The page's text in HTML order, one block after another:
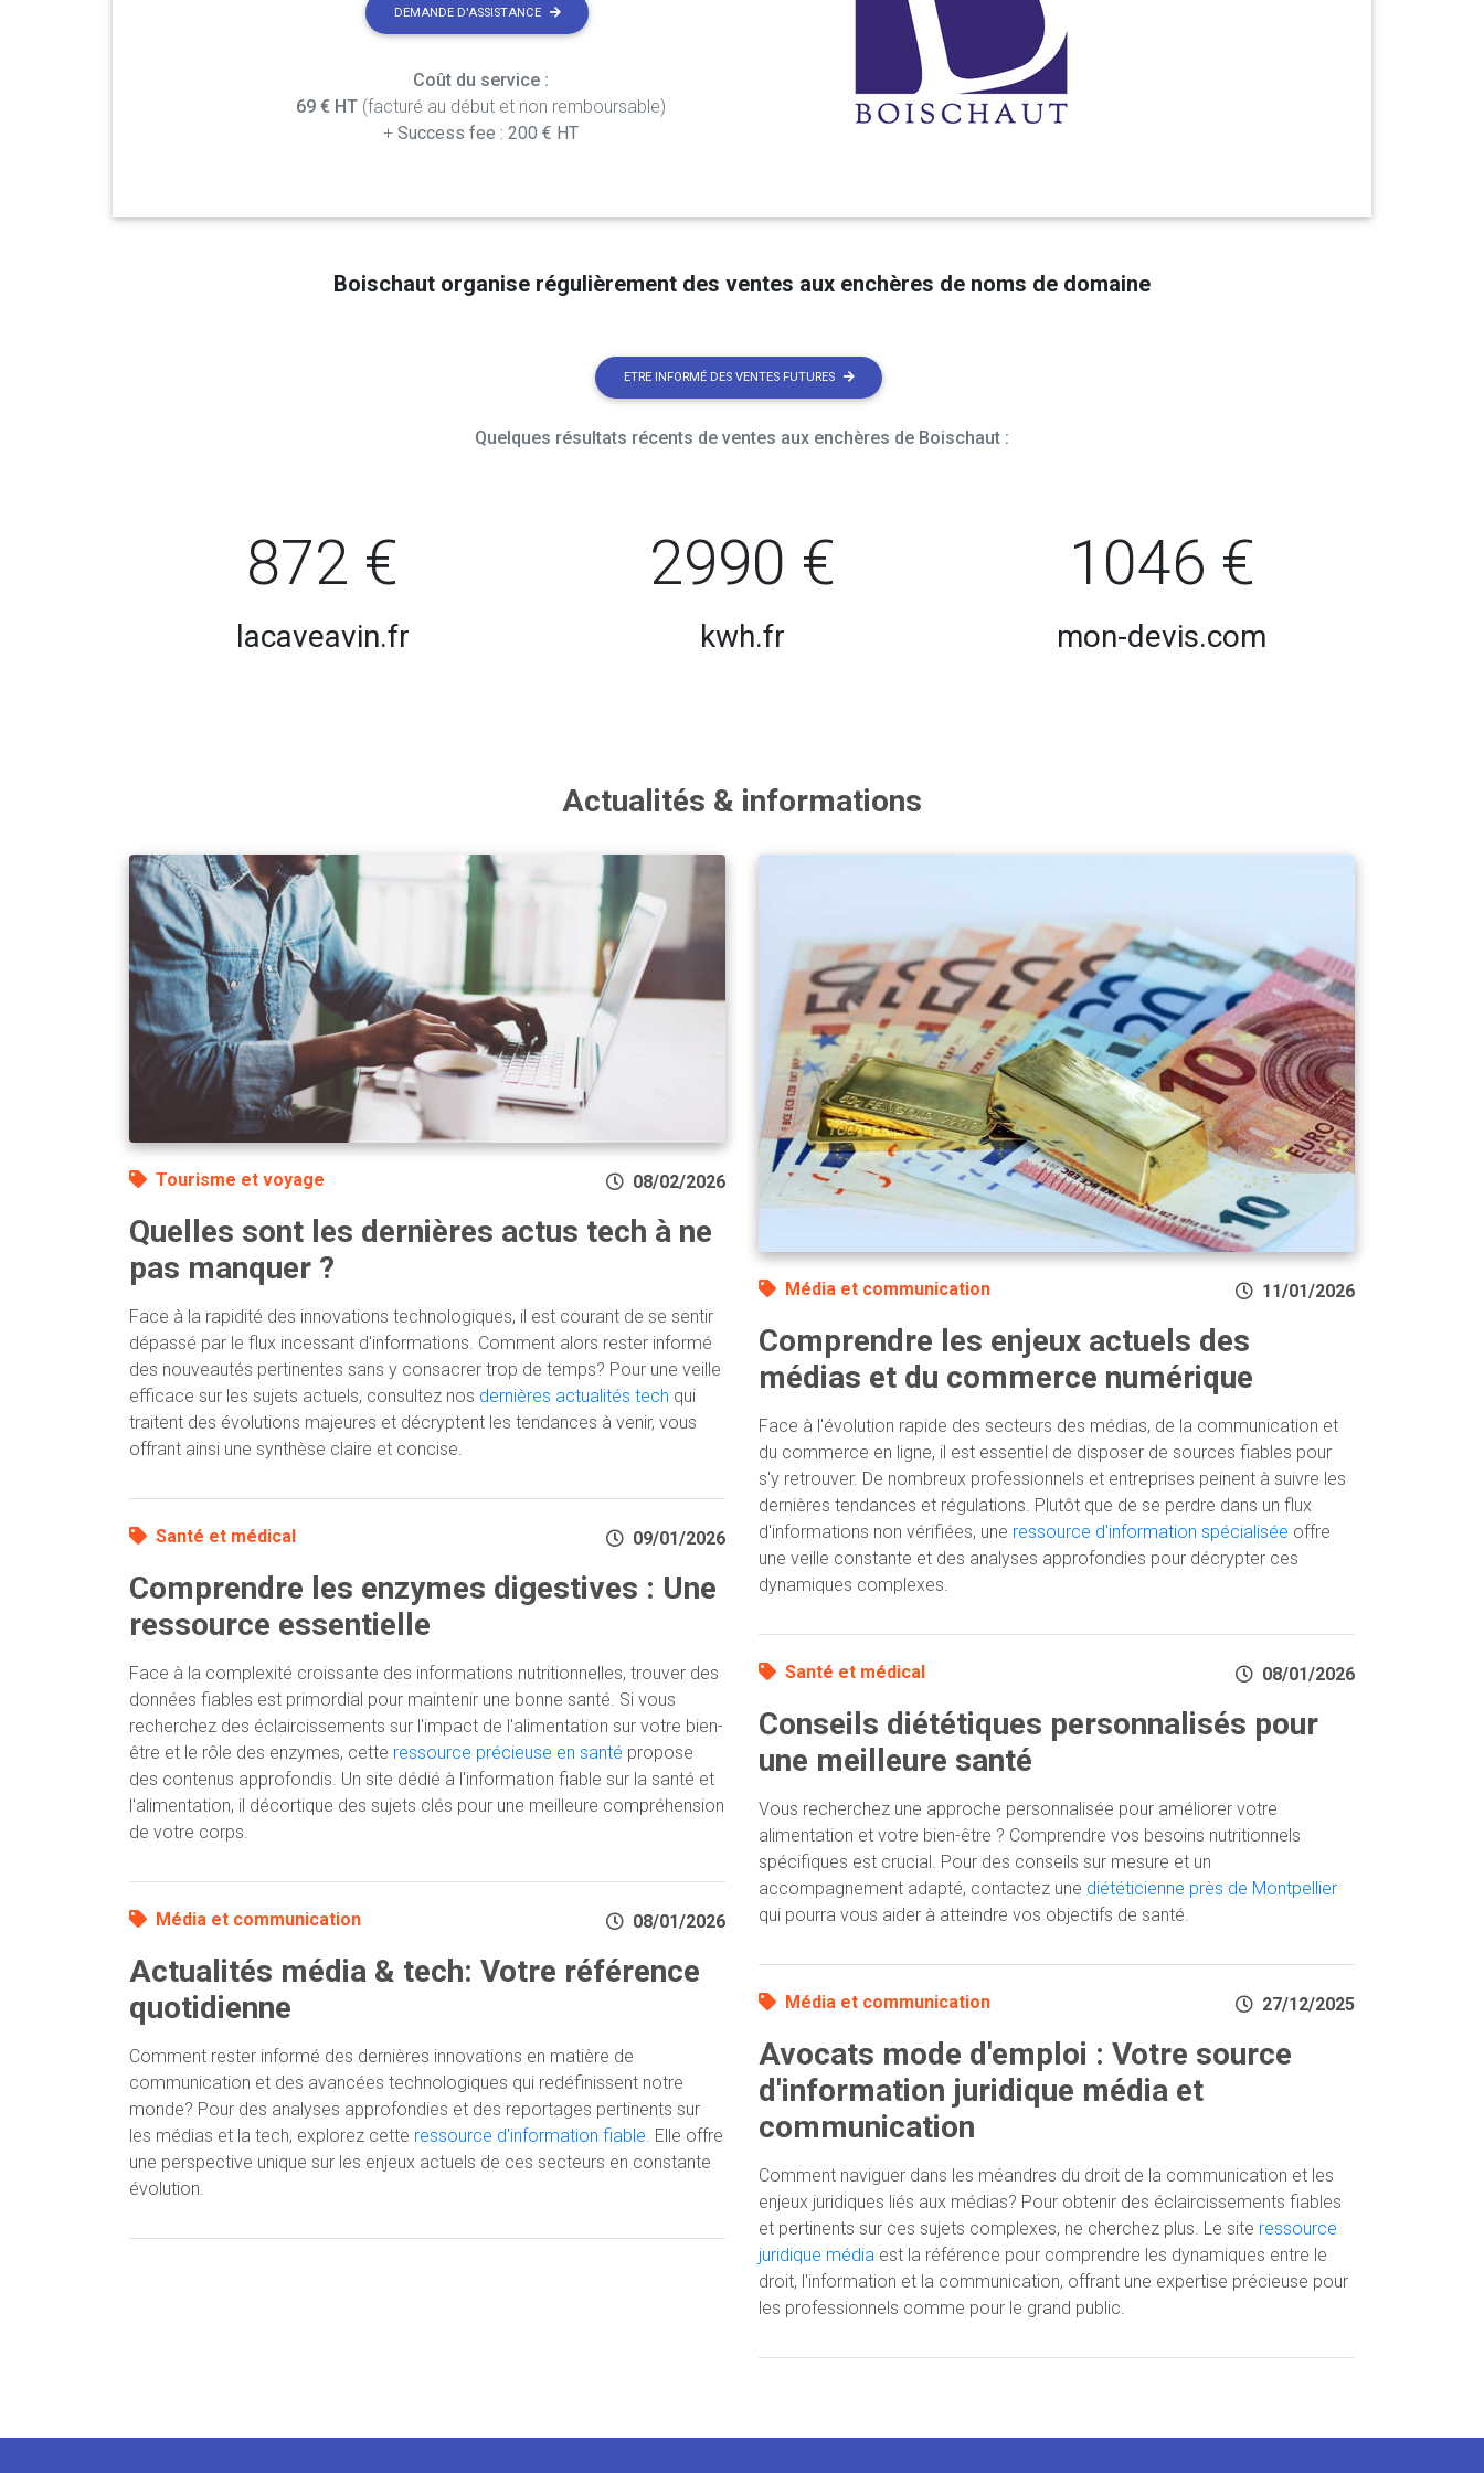
DEMANDE D'ASSISTANCE
Coût du service :
69 € HT(facturé au début et non remboursable)
+ Success fee : 200 € HT
Boischaut organise régulièrement des ventes aux enchères de noms de domaine
ETRE INFORMÉ DES VENTES FUTURES
Quelques résultats récents de ventes aux enchères de Boischaut :
872 €
lacaveavin.fr
2990 €
kwh.fr
1046 €
mon-devis.com
Actualités & informations
Tourisme et voyage 08/02/2026
Quelles sont les dernières actus tech à ne
pas manquer ?
Face à la rapidité des innovations technologiques, il est courant de se sentir
dépassé par le flux incessant d'informations. Comment alors rester informé
des nouveautés pertinentes sans y consacrer trop de temps? Pour une veille
efficace sur les sujets actuels, consultez nos dernières actualités tech qui
traitent des évolutions majeures et décryptent les tendances à venir, vous
offrant ainsi une synthèse claire et concise.
Santé et médical 09/01/2026
Comprendre les enzymes digestives : Une
ressource essentielle
Face à la complexité croissante des informations nutritionnelles, trouver des
données fiables est primordial pour maintenir une bonne santé. Si vous
recherchez des éclaircissements sur l'impact de l'alimentation sur votre bien-
être et le rôle des enzymes, cette ressource précieuse en santé propose
des contenus approfondis. Un site dédié à l'information fiable sur la santé et
l'alimentation, il décortique des sujets clés pour une meilleure compréhension
de votre corps.
Média et communication 08/01/2026
Actualités média & tech: Votre référence
quotidienne
Comment rester informé des dernières innovations en matière de
communication et des avancées technologiques qui redéfinissent notre
monde? Pour des analyses approfondies et des reportages pertinents sur
les médias et la tech, explorez cette ressource d'information fiable. Elle offre
une perspective unique sur les enjeux actuels de ces secteurs en constante
évolution.
Média et communication 11/01/2026
Comprendre les enjeux actuels des
médias et du commerce numérique
Face à l'évolution rapide des secteurs des médias, de la communication et
du commerce en ligne, il est essentiel de disposer de sources fiables pour
s'y retrouver. De nombreux professionnels et entreprises peinent à suivre les
dernières tendances et régulations. Plutôt que de se perdre dans un flux
d'informations non vérifiées, une ressource d'information spécialisée offre
une veille constante et des analyses approfondies pour décrypter ces
dynamiques complexes.
Santé et médical 08/01/2026
Conseils diététiques personnalisés pour
une meilleure santé
Vous recherchez une approche personnalisée pour améliorer votre
alimentation et votre bien-être ? Comprendre vos besoins nutritionnels
spécifiques est crucial. Pour des conseils sur mesure et un
accompagnement adapté, contactez une diététicienne près de Montpellier
qui pourra vous aider à atteindre vos objectifs de santé.
Média et communication 27/12/2025
Avocats mode d'emploi : Votre source
d'information juridique média et
communication
Comment naviguer dans les méandres du droit de la communication et les
enjeux juridiques liés aux médias? Pour obtenir des éclaircissements fiables
et pertinents sur ces sujets complexes, ne cherchez plus. Le site ressource
juridique média est la référence pour comprendre les dynamiques entre le
droit, l'information et la communication, offrant une expertise précieuse pour
les professionnels comme pour le grand public.